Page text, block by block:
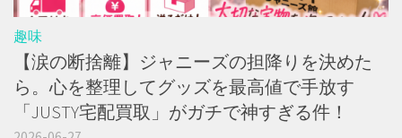
趣味
【涙の断捨離】ジャニーズの担降りを決めた
ら。心を整理してグッズを最高値で手放す
「JUSTY宅配買取」がガチで神すぎる件！